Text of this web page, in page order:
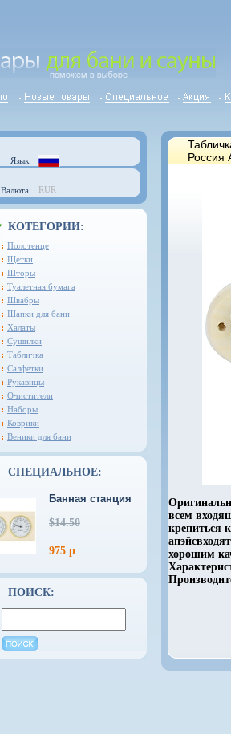
Язык:
Валюта: RUR
КОТЕГОРИИ:
Полотенце
Щетки
Шторы
Туалетная бумага
Швабры
Шапки для бани
Халаты
Сушилки
Табличка
Салфетки
Рукавицы
Очистители
Наборы
Коврики
Веники для бани
СПЕЦИАЛЬНОЕ:
Банная станция
$14.50
975 р
ПОИСК:
Россия
всем
крепиться
хорошим